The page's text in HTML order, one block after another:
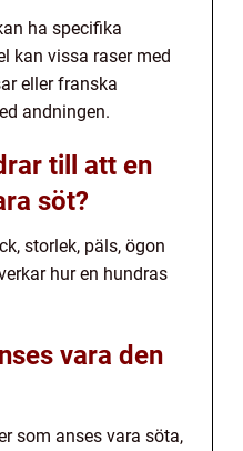
ha specifika
kan vissa raser med
eller franska
andningen.
till att en
söt?
storlek, päls, ögon
hur en hundras
vara den
som anses vara söta,